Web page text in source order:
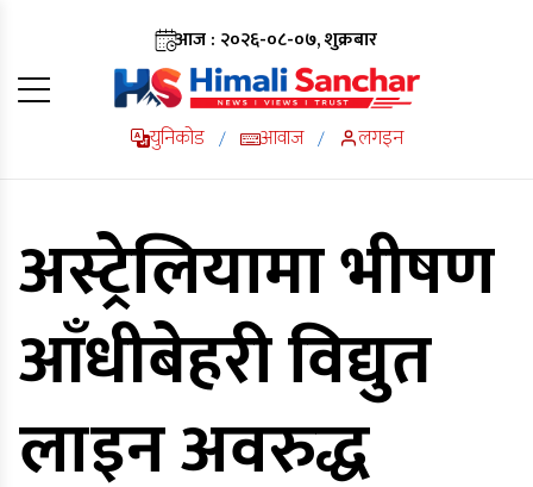
आज : २०२६-०८-०७, शुक्रबार
युनिकोड / आवाज / लगइन
अस्ट्रेलियामा भीषण
आँधीबेहरी विद्युत
लाइन अवरुद्ध